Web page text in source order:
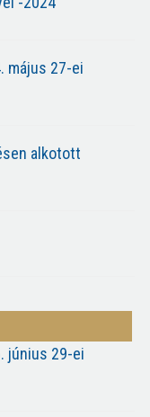
május 27-ei
alkotott
június 29-ei